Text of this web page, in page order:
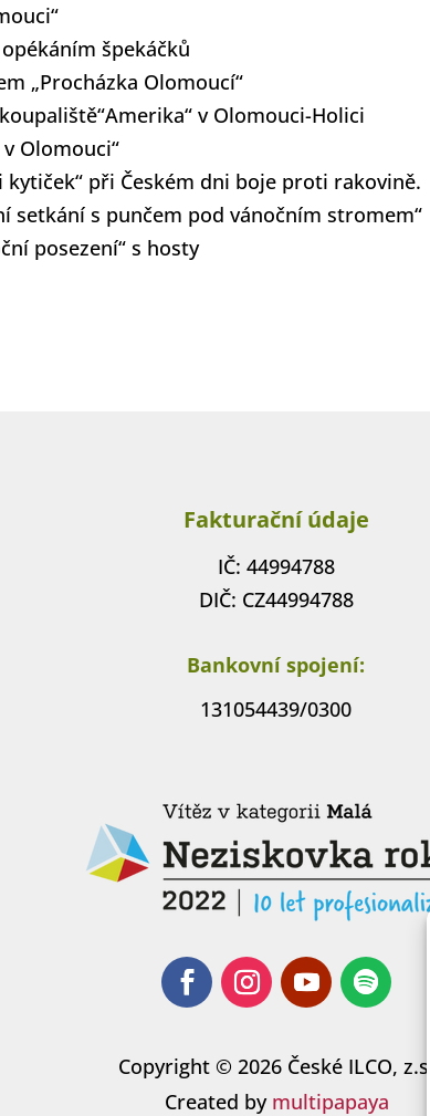
špekáčků
„Procházka Olomoucí“
v Olomouci-Holici
Olomouci“
při Českém dni boje proti rakovině.
setkání s punčem pod vánočním stromem“
posezení“ s hosty
Fakturační údaje
IČ: 44994788
DIČ: CZ44994788
Bankovní spojení:
131054439/0300
Copyright © 2026 České ILCO, z.s.
Created by multipapaya